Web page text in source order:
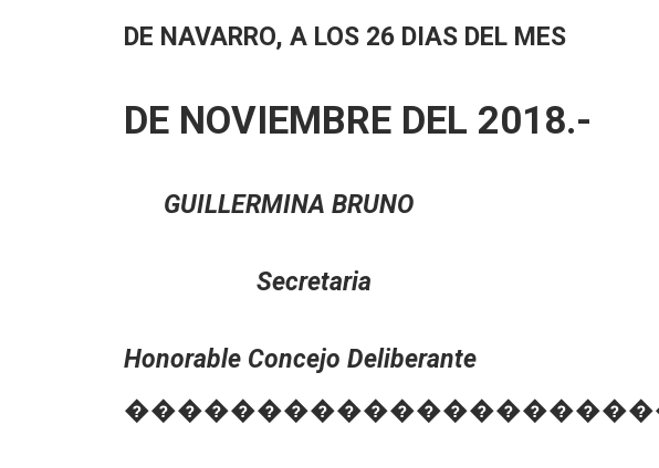
DE NAVARRO, A LOS 26 DIAS DEL MES
DE NOVIEMBRE DEL 2018.-
GUILLERMINA BRUNO
Secretaria
Honorable Concejo Deliberante